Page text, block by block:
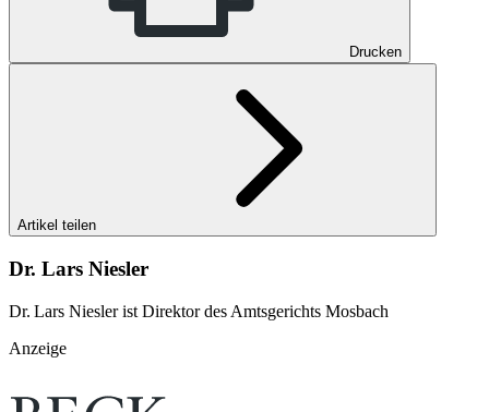
Drucken
Artikel teilen
Dr. Lars Niesler
Dr. Lars Niesler ist Direktor des Amtsgerichts Mosbach
Anzeige